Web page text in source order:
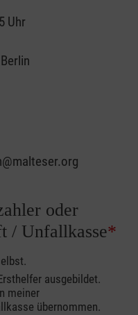
Uhr
oder
/ Unfallkasse*
ausgebildet.
meiner
übernommen.